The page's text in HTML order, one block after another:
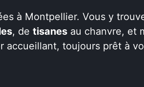
à Montpellier. Vous y
, de tisanes au chanvre, et
accueillant, toujours prêt à